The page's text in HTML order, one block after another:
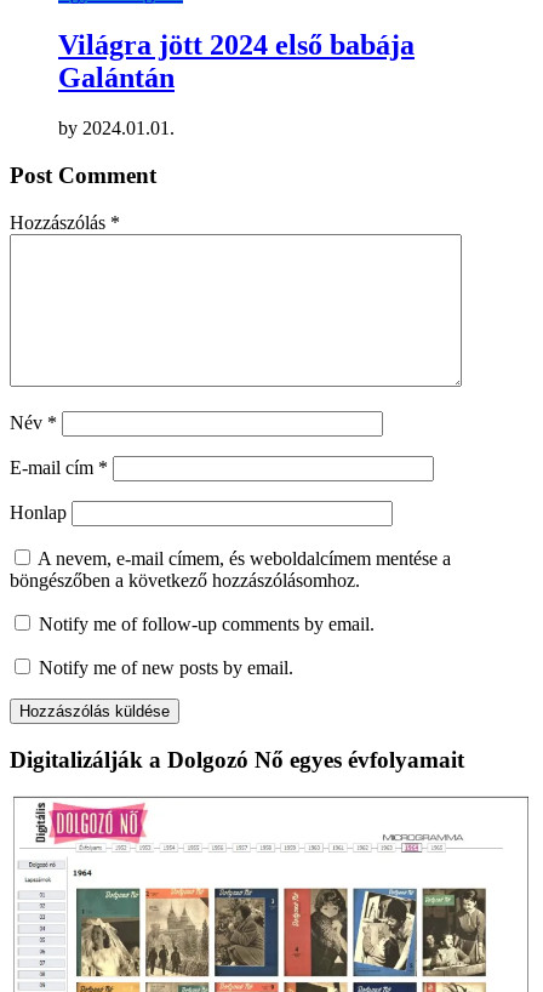
Világra jött 2024 első babája
Galántán
by 2024.01.01.
Post Comment
Hozzászólás *
Név *
E-mail cím *
Honlap
A nevem, e-mail címem, és weboldalcímem mentése a
böngészőben a következő hozzászólásomhoz.
Notify me of follow-up comments by email.
Notify me of new posts by email.
Digitalizálják a Dolgozó Nő egyes évfolyamait